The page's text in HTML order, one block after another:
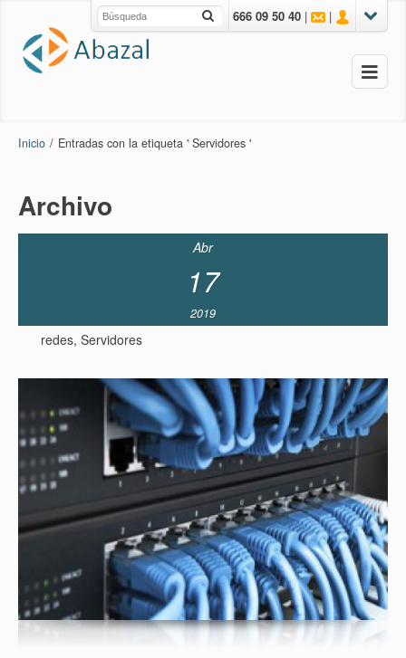
666 09 50 40 | |
Inicio / Entradas con la etiqueta ' Servidores '
Archivo
Abr
17
2019
redes, Servidores